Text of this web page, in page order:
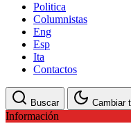
Politica
Columnistas
Eng
Esp
Ita
Contactos
Buscar Cambiar
Información